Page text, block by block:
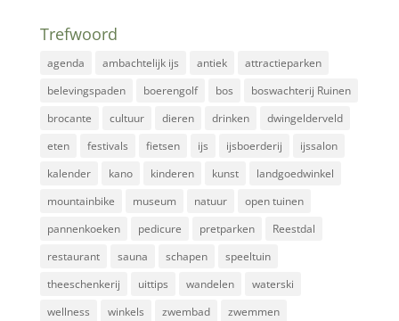
Trefwoord
agenda ambachtelijk ijs antiek
attractieparken
belevingspaden
boerengolf bos
boswachterij Ruinen
brocante
cultuur dieren drinken
dwingelderveld
eten
festivals fietsen ijs ijsboerderij
ijssalon
kalender
kano kinderen kunst
landgoedwinkel
mountainbike
museum natuur
open tuinen
pannenkoeken
pedicure pretparken
Reestdal
restaurant
sauna schapen
speeltuin
theeschenkerij
uittips wandelen
waterski
wellness
winkels zwembad
zwemmen